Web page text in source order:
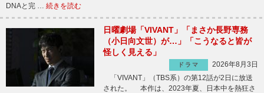
DNAと完 … 続きを読む
日曜劇場「VIVANT」「まさか長野専務
（小日向文世）が…」「こうなると皆が
怪しく見える」
ドラマ
2026年8月3日
「VIVANT」（TBS系）の第12話が2日に放送
された。 本作は、2023年夏、日本中を熱狂さ